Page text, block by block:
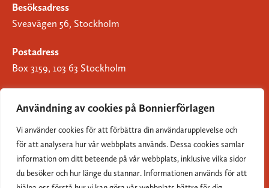
Användning av cookies på Bonnierförlagen
Vi använder cookies för att förbättra din användarupplevelse och
för att analysera hur vår webbplats används. Dessa cookies samlar
information om ditt beteende på vår webbplats, inklusive vilka sidor
du besöker och hur länge du stannar. Informationen används för att
Besöksadress
Sveavägen 56, Stockholm
Postadress
Box 3159, 103 63 Stockholm
Om Bonnierförlagen
Cookies
Integritetspolicy